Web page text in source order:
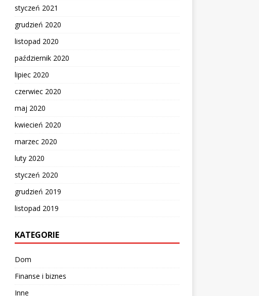
styczeń 2021
grudzień 2020
listopad 2020
październik 2020
lipiec 2020
czerwiec 2020
maj 2020
kwiecień 2020
marzec 2020
luty 2020
styczeń 2020
grudzień 2019
listopad 2019
KATEGORIE
Dom
Finanse i biznes
Inne